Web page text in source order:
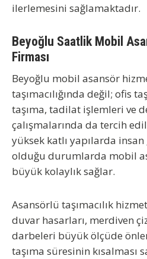
ilerlemesini sağlamaktadır.
Beyoğlu Saatlik Mobil
Firması
Beyoğlu mobil asansör
taşımacılığında değil; ofis
taşıma, tadilat işlemleri ve
çalışmalarında da tercih
yüksek katlı yapılarda
olduğu durumlarda mobil
büyük kolaylık sağlar.
Asansörlü taşımacılık
duvar hasarları, merdiven
darbeleri büyük ölçüde
taşıma süresinin kısalması